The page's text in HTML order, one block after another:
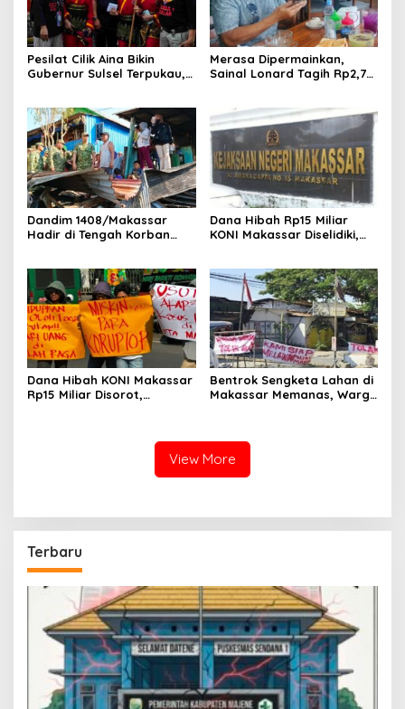
Pesilat Cilik Aina Bikin
Gubernur Sulsel Terpukau,
Kemanusiaan
Merasa Dipermainkan,
Sainal Lonard Tagih Rp2,75
Meter Persegi
Dandim 1408/Makassar
Hadir di Tengah Korban
Harapan
Dana Hibah Rp15 Miliar
KONI Makassar Diselidiki,
Dana Hibah KONI Makassar
Rp15 Miliar Disorot,
Bentrok Sengketa Lahan di
Makassar Memanas, Warga
View More
Terbaru